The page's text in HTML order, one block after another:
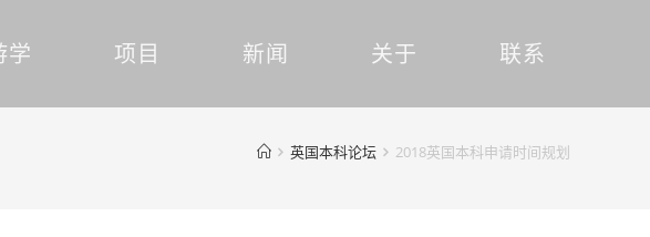
学 项目 新闻 关于 联系
英国本科论坛 2018英国本科申请时间规划